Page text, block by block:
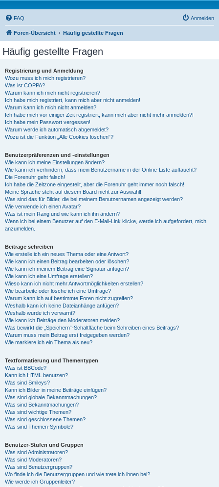
FAQ Anmelden
Foren-Übersicht Häufig gestellte Fragen
Häufig gestellte Fragen
Registrierung und Anmeldung
Wozu muss ich mich registrieren?
Was ist COPPA?
Warum kann ich mich nicht registrieren?
Ich habe mich registriert, kann mich aber nicht anmelden!
Warum kann ich mich nicht anmelden?
Ich habe mich vor einiger Zeit registriert, kann mich aber nicht mehr anmelden?!
Ich habe mein Passwort vergessen!
Warum werde ich automatisch abgemeldet?
Wozu ist die Funktion „Alle Cookies löschen“?
Benutzerpräferenzen und -einstellungen
Wie kann ich meine Einstellungen ändern?
Wie kann ich verhindern, dass mein Benutzername in der Online-Liste auftaucht?
Die Forenuhr geht falsch!
Ich habe die Zeitzone eingestellt, aber die Forenuhr geht immer noch falsch!
Meine Sprache steht auf diesem Board nicht zur Auswahl!
Was sind das für Bilder, die bei meinem Benutzernamen angezeigt werden?
Wie verwende ich einen Avatar?
Was ist mein Rang und wie kann ich ihn ändern?
Wenn ich bei einem Benutzer auf den E-Mail-Link klicke, werde ich aufgefordert, mich
anzumelden.
Beiträge schreiben
Wie erstelle ich ein neues Thema oder eine Antwort?
Wie kann ich einen Beitrag bearbeiten oder löschen?
Wie kann ich meinem Beitrag eine Signatur anfügen?
Wie kann ich eine Umfrage erstellen?
Wieso kann ich nicht mehr Antwortmöglichkeiten erstellen?
Wie bearbeite oder lösche ich eine Umfrage?
Warum kann ich auf bestimmte Foren nicht zugreifen?
Weshalb kann ich keine Dateianhänge anfügen?
Weshalb wurde ich verwarnt?
Wie kann ich Beiträge den Moderatoren melden?
Was bewirkt die „Speichern“-Schaltfläche beim Schreiben eines Beitrags?
Warum muss mein Beitrag erst freigegeben werden?
Wie markiere ich ein Thema als neu?
Textformatierung und Thementypen
Was ist BBCode?
Kann ich HTML benutzen?
Was sind Smileys?
Kann ich Bilder in meine Beiträge einfügen?
Was sind globale Bekanntmachungen?
Was sind Bekanntmachungen?
Was sind wichtige Themen?
Was sind geschlossene Themen?
Was sind Themen-Symbole?
Benutzer-Stufen und Gruppen
Was sind Administratoren?
Was sind Moderatoren?
Was sind Benutzergruppen?
Wo finde ich die Benutzergruppen und wie trete ich ihnen bei?
Wie werde ich Gruppenleiter?